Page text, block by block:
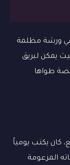
ورشة مظلمة
يمكن لبريق
طواها
كان يكتب يومياً
المزعومة